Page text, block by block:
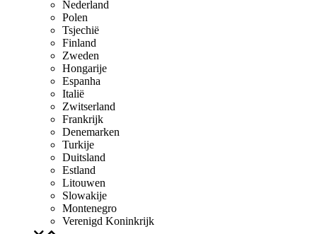
Nederland
Polen
Tsjechië
Finland
Zweden
Hongarije
Espanha
Italië
Zwitserland
Frankrijk
Denemarken
Turkije
Duitsland
Estland
Litouwen
Slowakije
Montenegro
Verenigd Koninkrijk